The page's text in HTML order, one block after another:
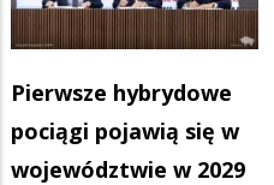
Pierwsze hybrydowe
pociągi pojawią się w
województwie w 2029